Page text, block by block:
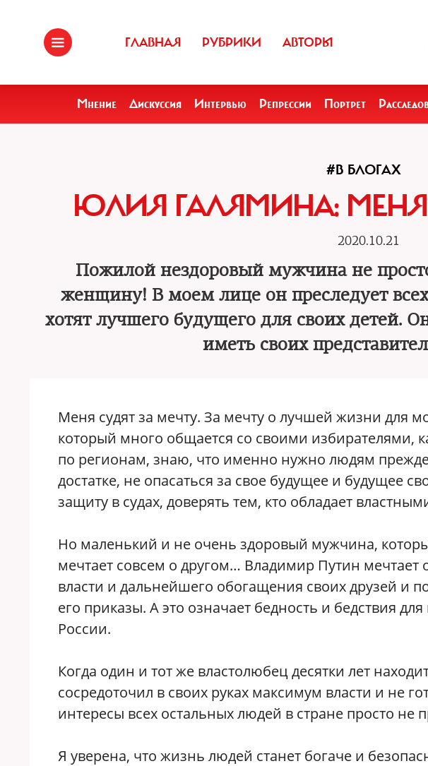
ГЛАВНАЯ РУБРИКИ АВТОРЫ
Мнение Дискуссия Интервью Репрессии Портрет
#В БЛОГАХ
ЮЛИЯ ГАЛЯМИНА: МЕНЯ
2020.10.21
Пожилой нездоровый мужчина не
женщину! В моем лице он преследует
хотят лучшего будущего для своих детей.
иметь своих
Меня судят за мечту. За мечту о лучшей жизни для
который много общается со своими избирателями,
по регионам, знаю, что именно нужно людям
достатке, не опасаться за свое будущее и будущее
защиту в судах, доверять тем, кто обладает
Но маленький и не очень здоровый мужчина,
мечтает совсем о другом… Владимир Путин
власти и дальнейшего обогащения своих друзей и
его приказы. А это означает бедность и бедствия
России.
Когда один и тот же властолюбец десятки лет
сосредоточил в своих руках максимум власти и не
интересы всех остальных людей в стране просто не
Я уверена, что жизнь людей станет богаче и